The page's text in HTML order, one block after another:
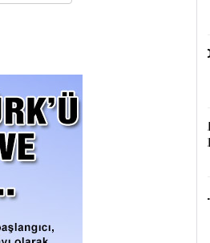
| 13 : 30 02
SAFFET
AÇIK MEKTUP
| 11 : 34 34
SAATİ BELLİ DEĞİL